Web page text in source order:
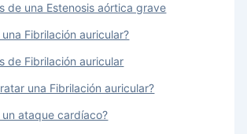
de una Estenosis aórtica grave
una Fibrilación auricular?
de Fibrilación auricular
una Fibrilación auricular?
un ataque cardíaco?